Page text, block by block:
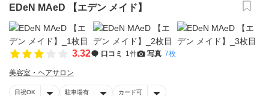
EDeN MAeD 【エデン メイド】
3.32 口コミ 1件 写真 7枚
美容室・ヘアサロン
日祝OK 駐車場有 カード可